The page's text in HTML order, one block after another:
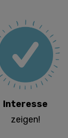
Interesse
zeigen!